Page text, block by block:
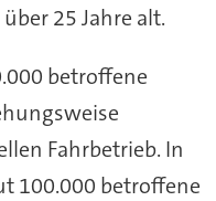
25 Jahre alt.
betroffene
Fahrbetrieb. In
100.000 betroffene